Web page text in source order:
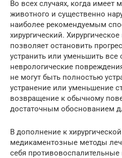
Во всех случаях, когда имеет
животного и существенно
наиболее рекомендуемым
хирургический.
позволяет остановить
устранить или уменьшить
неврологические
не могут быть полностью
устранение или уменьшение
возвращение к обычному
достаточным обоснованием
В дополнение к
медикаментозные методы
себя